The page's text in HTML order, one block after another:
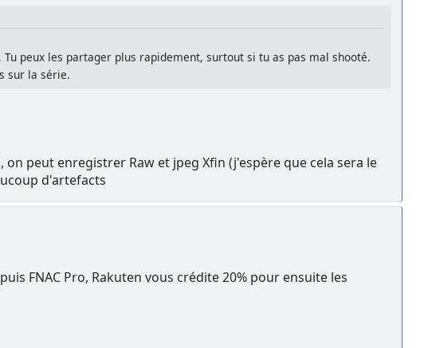
peux les partager plus rapidement, surtout si tu as pas mal shooté.
sur la série.
peut enregistrer Raw et jpeg Xfin (j'espère que cela sera le
d'artefacts
FNAC Pro, Rakuten vous crédite 20% pour ensuite les